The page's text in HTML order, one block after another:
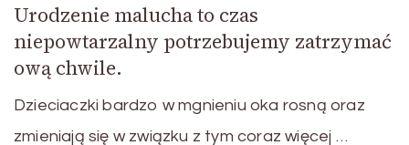
Urodzenie malucha to czas
niepowtarzalny potrzebujemy zatrzymać
ową chwile.
Dzieciaczki bardzo w mgnieniu oka rosną oraz
zmieniają się w związku z tym coraz więcej …